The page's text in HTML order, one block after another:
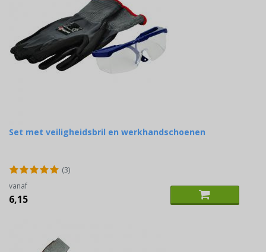
Set met veiligheidsbril en werkhandschoenen
(3)
vanaf
6,15